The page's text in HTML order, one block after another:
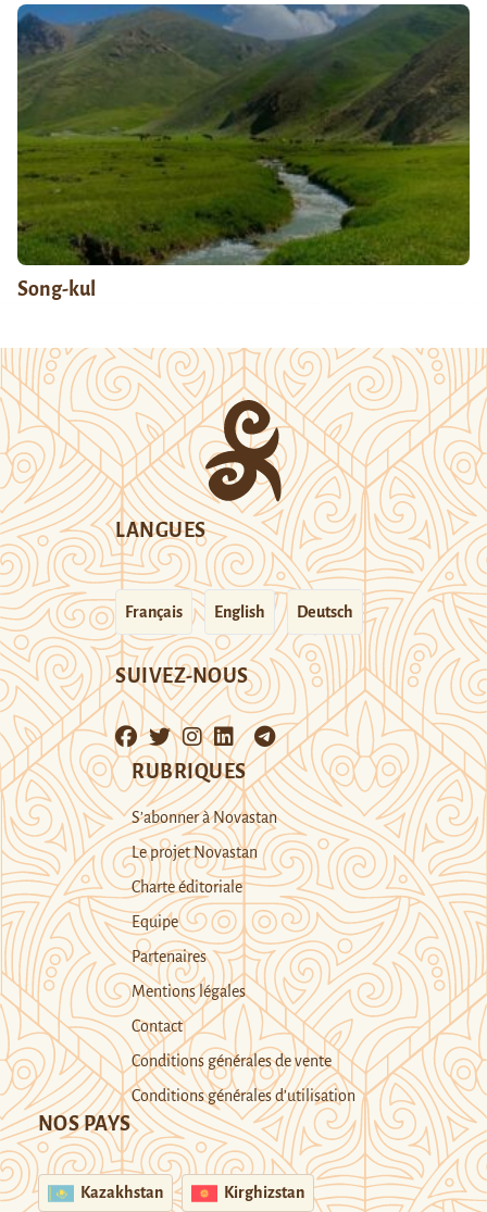
Song-kul
LANGUES
Français English Deutsch
SUIVEZ-NOUS
RUBRIQUES
S’abonner à Novastan
Le projet Novastan
Charte éditoriale
Equipe
Partenaires
Mentions légales
Contact
Conditions générales de vente
Conditions générales d’utilisation
NOS PAYS
Kazakhstan Kirghizstan